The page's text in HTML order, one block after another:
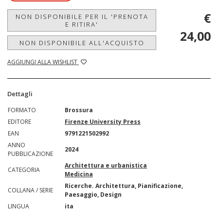
NON DISPONIBILE PER IL 'PRENOTA
E RITIRA'
NON DISPONIBILE ALL'ACQUISTO
AGGIUNGI ALLA WISHLIST
€
24,00
Dettagli
FORMATO
Brossura
EDITORE
Firenze University Press
EAN
9791221502992
ANNO
PUBBLICAZIONE
2024
CATEGORIA
Architettura e urbanistica
Medicina
COLLANA / SERIE
Ricerche. Architettura, Pianificazione,
Paesaggio, Design
LINGUA
ita